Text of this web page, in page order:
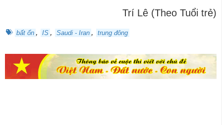
Trí Lê (Theo Tuổi trẻ)
bất ổn , IS , Saudi - Iran , trung đông